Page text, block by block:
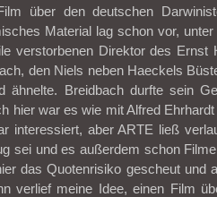
über den deutschen
Material lag schon vor,
verstorbenen Direktor des Ernst
den Niels neben Haeckels
ähnelte. Breidbach durfte sein
hier war es wie mit Alfred
interessiert, aber ARTE ließ
sei und es außerdem schon
das Quotenrisiko gescheut und
verlief meine Idee, einen Film